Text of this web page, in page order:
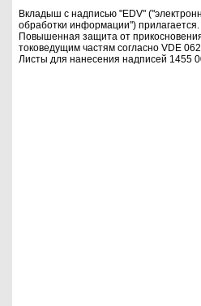
Вкладыш с надписью "EDV"
обpаботки инфоpмации") пpилагается.
Повышенная защита от
токоведущим частям согласно VDE
Листы для нанесения надписей 1455